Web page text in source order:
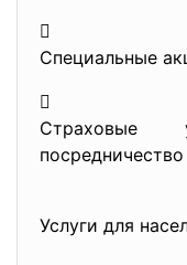

Специальные

Страховые
посредничество
Услуги для